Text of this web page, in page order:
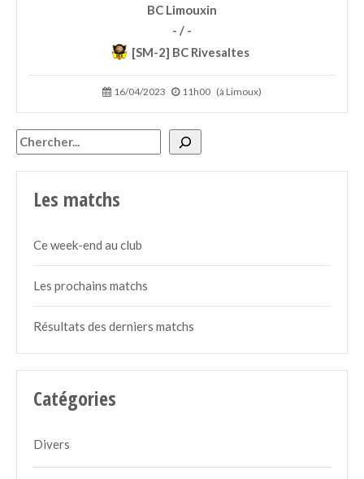
BC Limouxin
- / -
[SM-2] BC Rivesaltes
16/04/2023 11h00 (à Limoux)
Rechercher
Les matchs
Ce week-end au club
Les prochains matchs
Résultats des derniers matchs
Catégories
Divers